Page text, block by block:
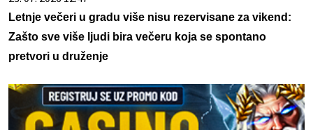
Letnje večeri u gradu više nisu rezervisane za vikend:
Zašto sve više ljudi bira večeru koja se spontano
pretvori u druženje